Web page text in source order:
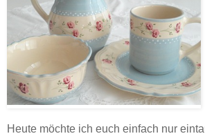
Heute möchte ich euch einfach nur